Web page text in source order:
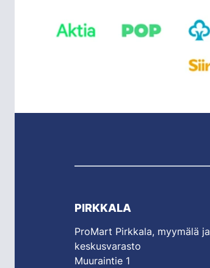
PIRKKALA
ProMart Pirkkala, myymälä ja
keskusvarasto
Muuraintie 1